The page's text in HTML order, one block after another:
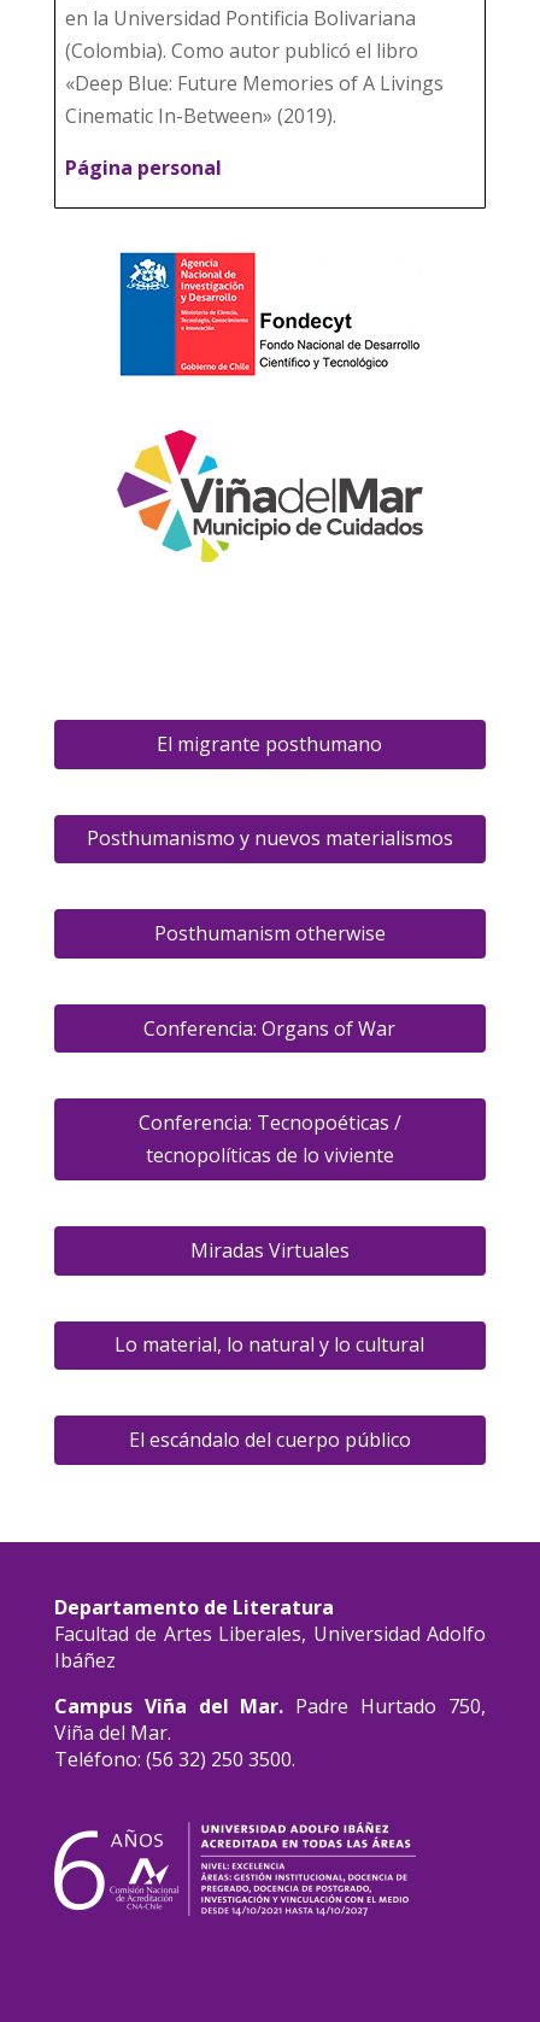
en la Universidad Pontificia Bolivariana
(Colombia). Como autor publicó el libro
«Deep Blue: Future Memories of A Livings
Cinematic In-Between» (2019).
Página personal
El migrante posthumano
Posthumanismo y nuevos materialismos
Posthumanism otherwise
Conferencia: Organs of War
Conferencia: Tecnopoéticas /
tecnopolíticas de lo viviente
Miradas Virtuales
Lo material, lo natural y lo cultural
El escándalo del cuerpo público
Departamento de Literatura
Facultad de Artes Liberales, Universidad Adolfo
Ibáñez
Campus Viña del Mar. Padre Hurtado 750,
Viña del Mar.
Teléfono: (56 32) 250 3500.